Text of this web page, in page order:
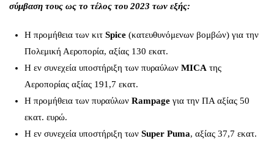
σύμβαση τους ως το τέλος του 2023 των εξής:
Η προμήθεια των κιτ Spice (κατευθυνόμενων βομβών) για την
Πολεμική Αεροπορία, αξίας 130 εκατ.
Η εν συνεχεία υποστήριξη των πυραύλων MICA της
Αεροπορίας αξίας 191,7 εκατ.
Η προμήθεια των πυραύλων Rampage για την ΠΑ αξίας 50
εκατ. ευρώ.
Η εν συνεχεία υποστήριξη των Super Puma, αξίας 37,7 εκατ.